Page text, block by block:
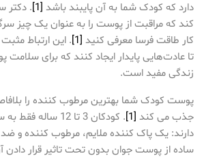
دارد که کودک شما به آن پایبند باشد [1]
. دکتر
کند که مراقبت از پوست را به عنوان یک چیز
کار طاقت فرسا معرفی کنید [1]
. این ارتباط
تا عادت‌هایی پایدار ایجاد کنند که برای
زندگی مفید است.
پوست کودک شما بهترین مرطوب کننده را
جذب می کند [1]
. کودکان 3 تا 12
دارند: یک پاک کننده ملایم، مرطوب کننده و
ساده از پوست جوان بدون تحت تاثیر قرار